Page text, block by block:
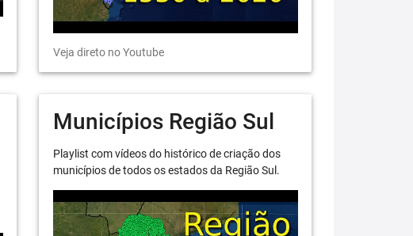
Veja direto no Youtube
Municípios Região Sul
Playlist com vídeos do histórico de criação dos
municípios de todos os estados da Região Sul.